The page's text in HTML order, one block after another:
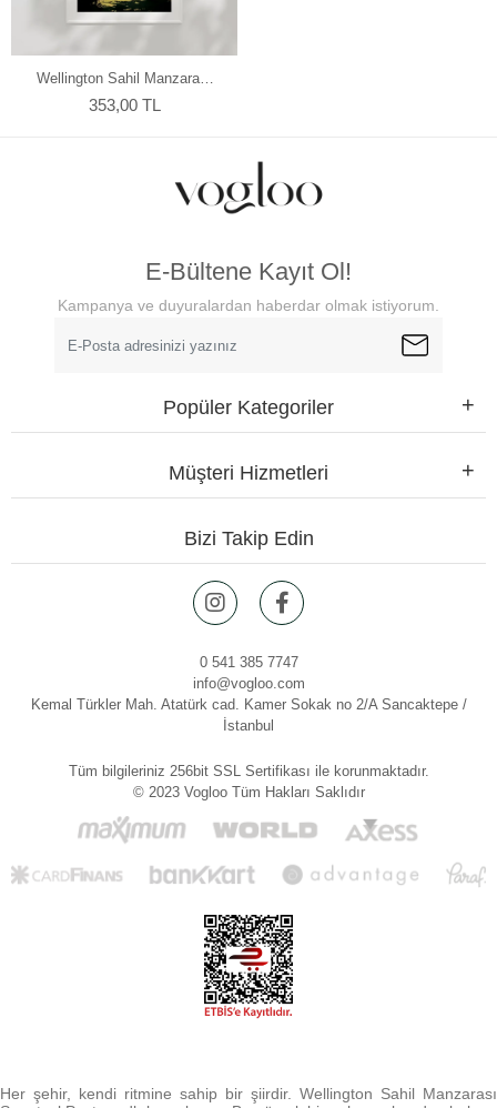
Wellington Sahil Manzarası
Sanatsal Poster
353,00 TL
E-Bültene Kayıt Ol!
Kampanya ve duyuralardan haberdar olmak istiyorum.
Popüler Kategoriler
Müşteri Hizmetleri
Bizi Takip Edin
0 541 385 7747
info@vogloo.com
Kemal Türkler Mah. Atatürk cad. Kamer Sokak no 2/A Sancaktepe /
İstanbul
Tüm bilgileriniz 256bit SSL Sertifikası ile korunmaktadır.
© 2023 Vogloo Tüm Hakları Saklıdır
Her şehir, kendi ritmine sahip bir şiirdir. Wellington Sahil Manzarası